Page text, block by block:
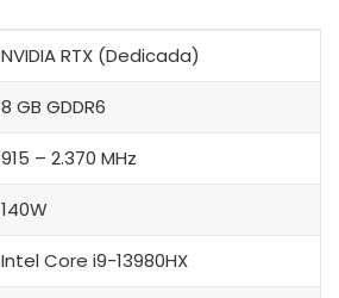
NVIDIA RTX (Dedicada)
8 GB GDDR6
915 – 2.370 MHz
140W
Intel Core i9-13980HX